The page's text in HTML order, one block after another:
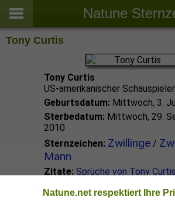
Natune
Tony Curtis
Tony Curtis
US-amerikanischer Schauspieler
Geburtsdatum: Mittwoch, 3.
Sterbedatum: Mittwoch, 29.
2010
Sternzeichen: Zwillinge/
Mann
Zitate: Sprüche von Tony Curtis
Zwillinge Promis
Natune.net respektiert Ihre